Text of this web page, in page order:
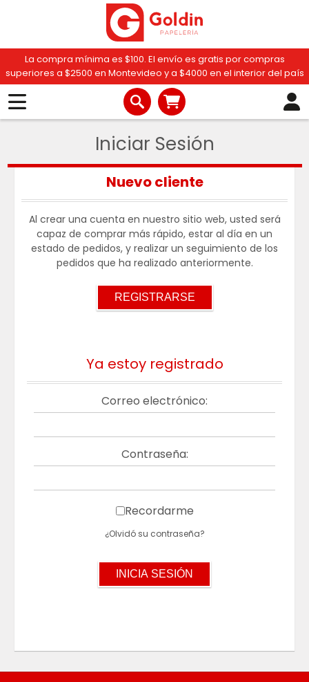
La compra mínima es $100. El envío es gratis por compras
superiores a $2500 en Montevideo y a $4000 en el interior del país
Iniciar Sesión
Nuevo cliente
Al crear una cuenta en nuestro sitio web, usted será
capaz de comprar más rápido, estar al día en un
estado de pedidos, y realizar un seguimiento de los
pedidos que ha realizado anteriormente.
Ya estoy registrado
Correo electrónico:
Contraseña:
Recordarme
¿Olvidó su contraseña?